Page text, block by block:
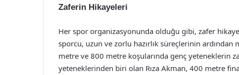
Zaferin Hikayeleri
Her spor organizasyonunda olduğu gibi, zafer
sporcu, uzun ve zorlu hazırlık süreçlerinin ardından
metre ve 800 metre koşularında genç yeteneklerin
yeteneklerinden biri olan Rıza Akman, 400 metre